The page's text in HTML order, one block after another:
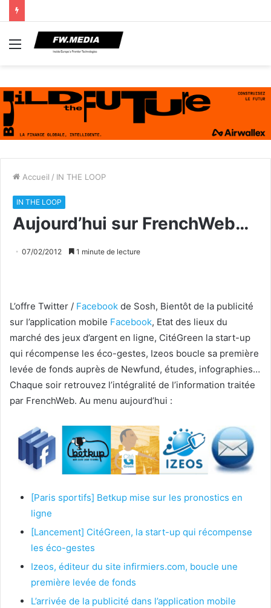
Menu
Accueil / IN THE LOOP
IN THE LOOP
Aujourd’hui sur FrenchWeb…
07/02/2012 1 minute de lecture
L’offre Twitter / Facebook de Sosh, Bientôt de la publicité
sur l’application mobile Facebook, Etat des lieux du
marché des jeux d’argent en ligne, CitéGreen la start-up
qui récompense les éco-gestes, Izeos boucle sa première
levée de fonds auprès de Newfund, études, infographies…
Chaque soir retrouvez l’intégralité de l’information traitée
par FrenchWeb. Au menu aujourd’hui :
[Paris sportifs] Betkup mise sur les pronostics en
ligne
[Lancement] CitéGreen, la start-up qui récompense
les éco-gestes
Izeos, éditeur du site infirmiers.com, boucle une
première levée de fonds
L’arrivée de la publicité dans l’application mobile